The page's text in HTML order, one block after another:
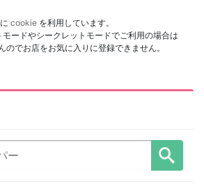
cookie を利用しています。
ードやシークレットモードでご利用の場合は
でお店をお気に入りに登録できません。